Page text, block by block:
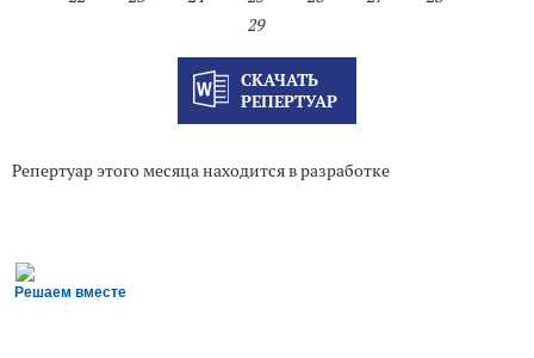
29
СКАЧАТЬ
РЕПЕРТУАР
Репертуар этого месяца находится в разработке
Решаем вместе